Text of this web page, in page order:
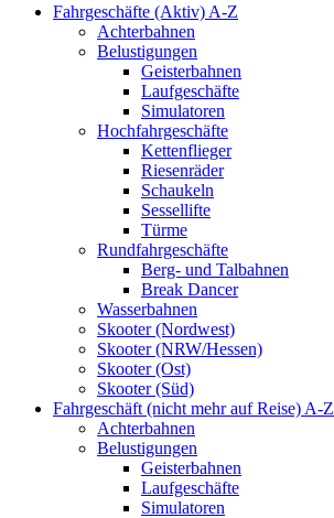
Fahrgeschäfte (Aktiv) A-Z
Achterbahnen
Belustigungen
Geisterbahnen
Laufgeschäfte
Simulatoren
Hochfahrgeschäfte
Kettenflieger
Riesenräder
Schaukeln
Sessellifte
Türme
Rundfahrgeschäfte
Berg- und Talbahnen
Break Dancer
Wasserbahnen
Skooter (Nordwest)
Skooter (NRW/Hessen)
Skooter (Ost)
Skooter (Süd)
Fahrgeschäft (nicht mehr auf Reise) A-Z
Achterbahnen
Belustigungen
Geisterbahnen
Laufgeschäfte
Simulatoren